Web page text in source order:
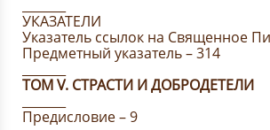
УКАЗАТЕЛИ
Указатель ссылок на Священное
Предметный указатель – 314
ТОМ V. СТРАСТИ И ДОБРОДЕТЕЛИ
Предисловие – 9